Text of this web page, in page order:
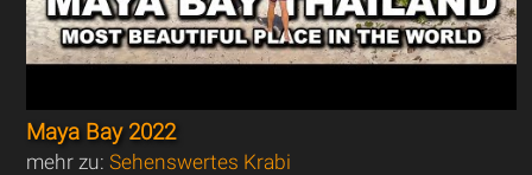
Maya Bay 2022
mehr zu:Sehenswertes Krabi